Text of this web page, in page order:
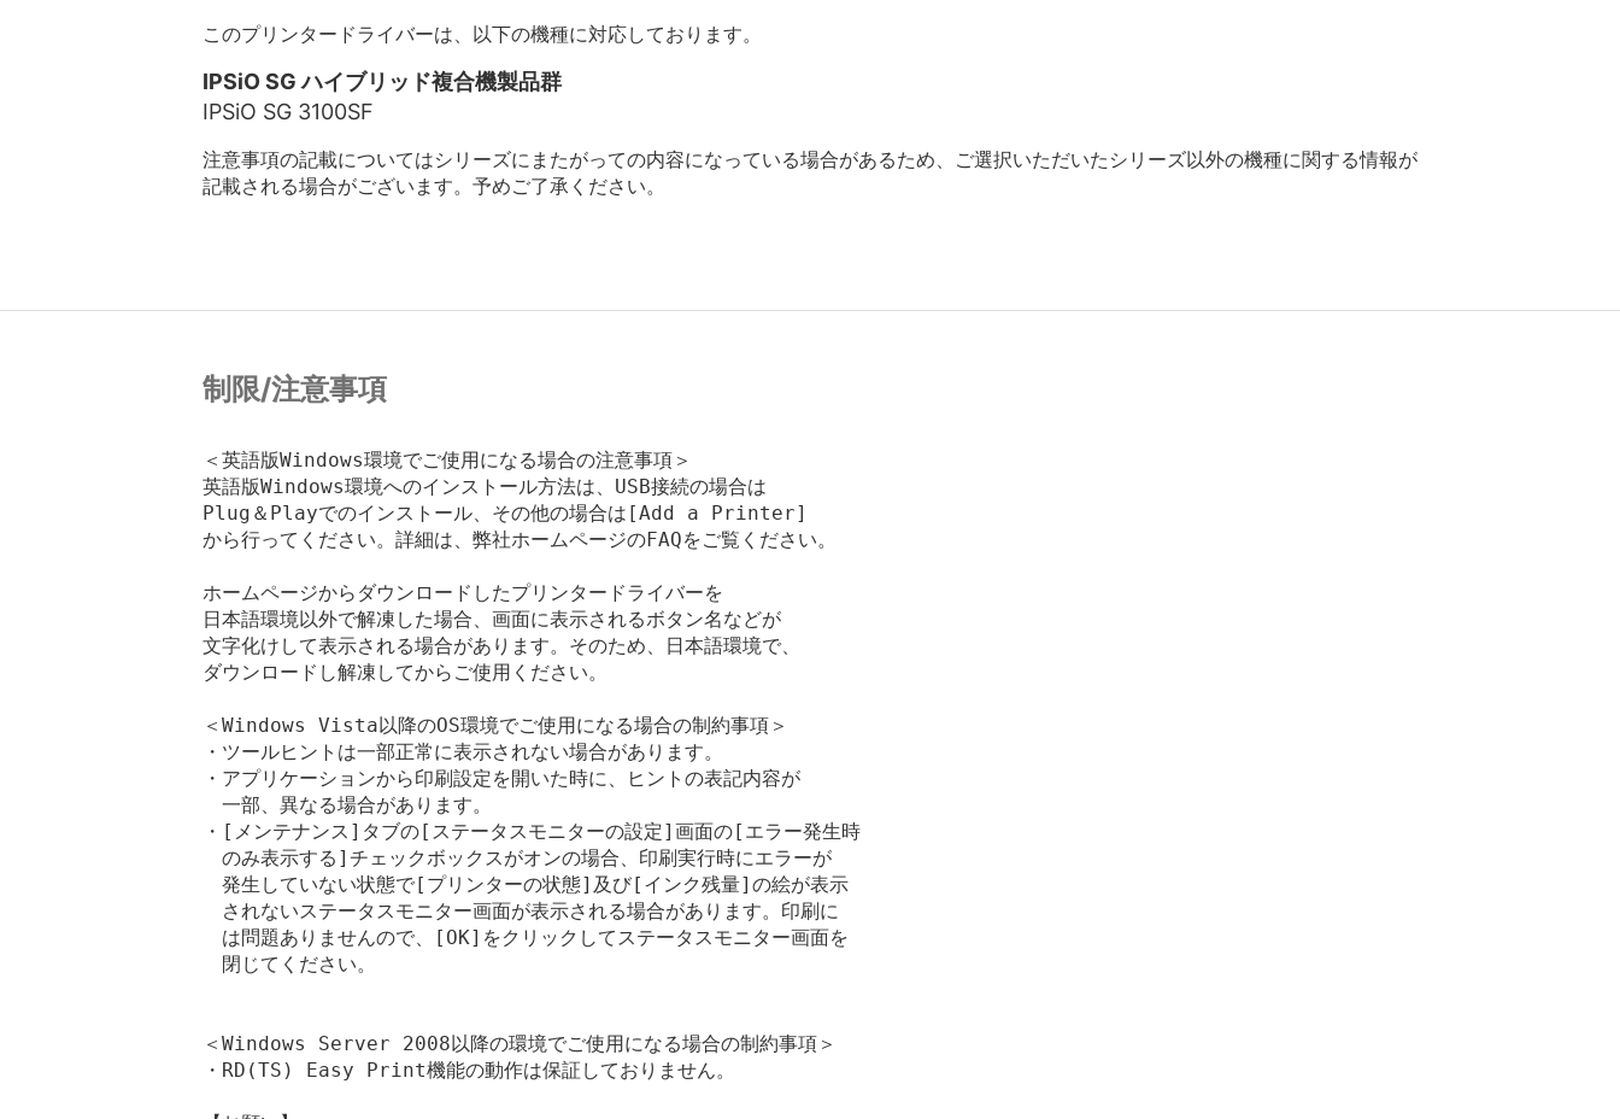
このプリンタードライバーは、以下の機種に対応しております。
IPSiO SG ハイブリッド複合機製品群
IPSiO SG 3100SF
注意事項の記載についてはシリーズにまたがっての内容になっている場合があるため、ご選択いただいたシリーズ以外の機種に関する情報が
記載される場合がございます。予めご了承ください。
制限/注意事項
＜英語版Windows環境でご使用になる場合の注意事項＞
英語版Windows環境へのインストール方法は、USB接続の場合は
Plug＆Playでのインストール、その他の場合は[Add a Printer]
から行ってください。詳細は、弊社ホームページのFAQをご覧ください。
ホームページからダウンロードしたプリンタードライバーを
日本語環境以外で解凍した場合、画面に表示されるボタン名などが
文字化けして表示される場合があります。そのため、日本語環境で、
ダウンロードし解凍してからご使用ください。
＜Windows Vista以降のOS環境でご使用になる場合の制約事項＞
・ツールヒントは一部正常に表示されない場合があります。
・アプリケーションから印刷設定を開いた時に、ヒントの表記内容が
一部、異なる場合があります。
・[メンテナンス]タブの[ステータスモニターの設定]画面の[エラー発生時
のみ表示する]チェックボックスがオンの場合、印刷実行時にエラーが
発生していない状態で[プリンターの状態]及び[インク残量]の絵が表示
されないステータスモニター画面が表示される場合があります。印刷に
は問題ありませんので、[OK]をクリックしてステータスモニター画面を
閉じてください。
＜Windows Server 2008以降の環境でご使用になる場合の制約事項＞
・RD(TS) Easy Print機能の動作は保証しておりません。